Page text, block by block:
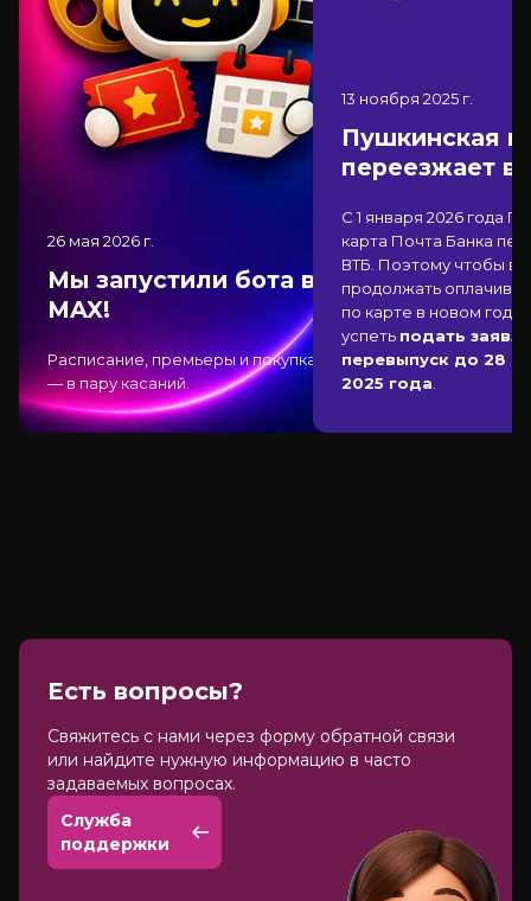
26 мая 2026 г.
Мы запустили бота в
MAX!
Расписание, премьеры и покупка
— в пару касаний.
13 ноября 2025 г.
Пушкинская
переезжает в
С 1 января 2026 года
карта Почта Банка
ВТБ . Поэтому чтобы
продолжать
по карте в новом
успеть подать
перевыпуск до 28
2025 года
Есть вопросы?
Cвяжитесь с нами через форму обратной связи
или найдите нужную информацию в часто
задаваемых вопросах.
Служба
поддержки